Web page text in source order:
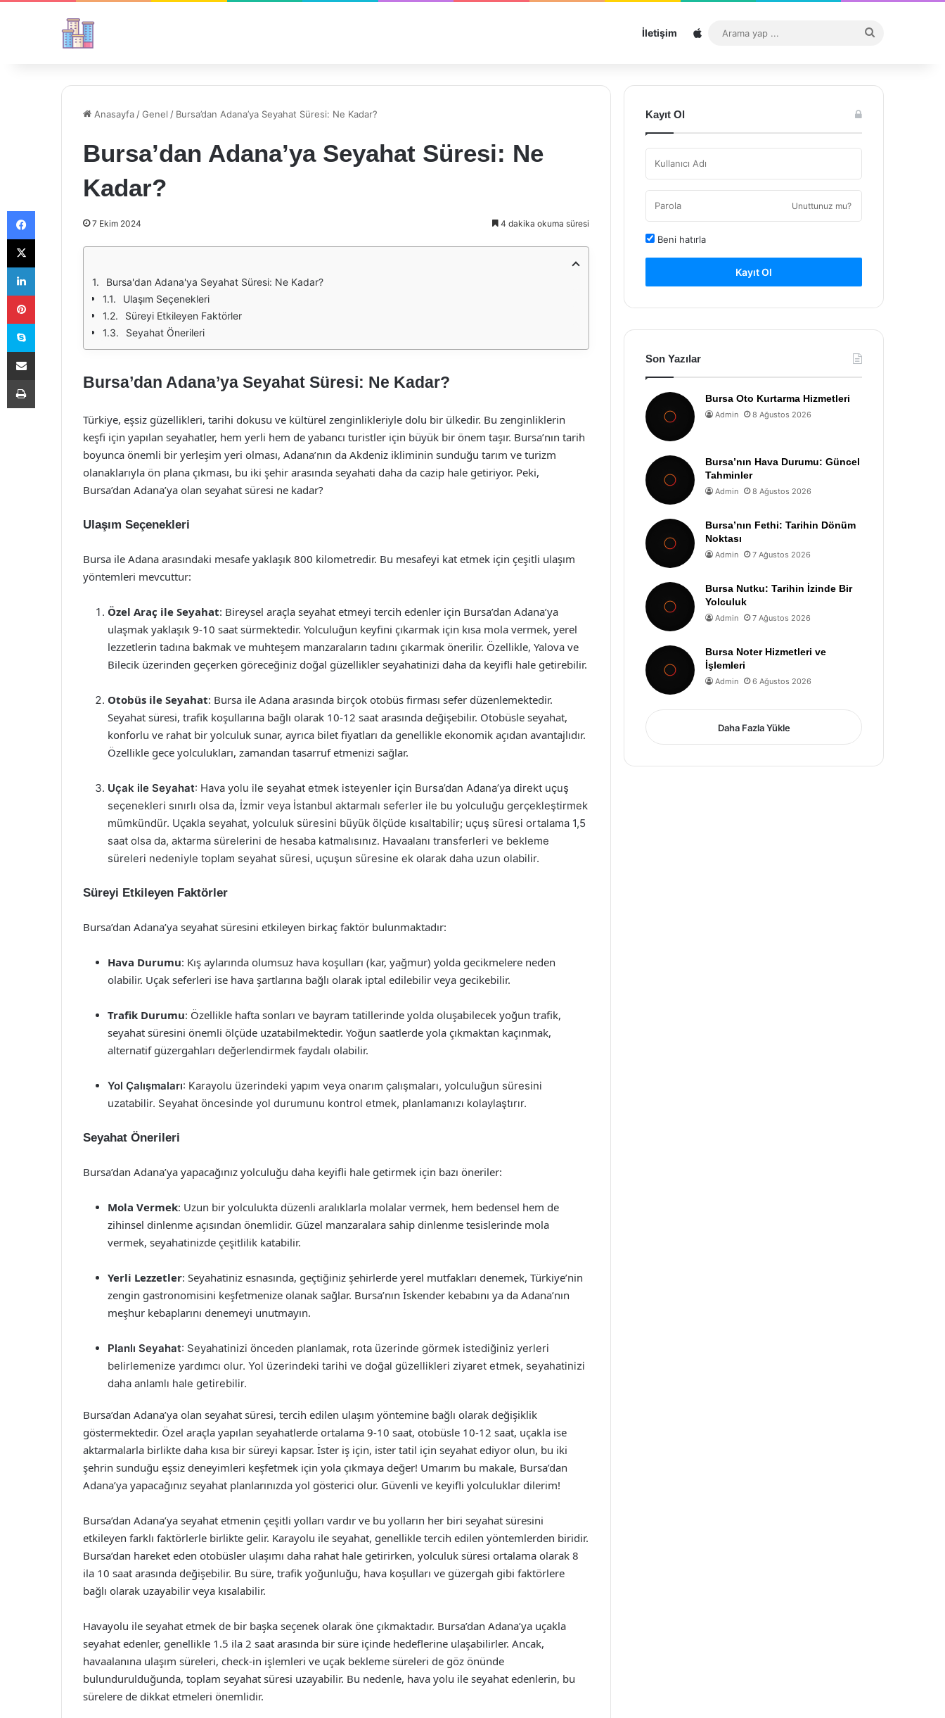
İletişim Sitemap
...
Anasayfa /Genel / Bursa’dan Adana’ya Seyahat Süresi: Ne Kadar?
Bursa’dan Adana’ya Seyahat Süresi: Ne
Kadar?
7 Ekim 2024 4 dakika okuma süresi
Bursa'dan Adana'ya Seyahat Süresi: Ne Kadar?
Ulaşım Seçenekleri
Süreyi Etkileyen Faktörler
Seyahat Önerileri
Bursa’dan Adana’ya Seyahat Süresi: Ne Kadar?
Türkiye, eşsiz güzellikleri, tarihi dokusu ve kültürel zenginlikleriyle dolu bir ülkedir. Bu zenginliklerin
keşfi için yapılan seyahatler, hem yerli hem de yabancı turistler için büyük bir önem taşır. Bursa’nın tarih
boyunca önemli bir yerleşim yeri olması, Adana’nın da Akdeniz ikliminin sunduğu tarım ve turizm
olanaklarıyla ön plana çıkması, bu iki şehir arasında seyahati daha da cazip hale getiriyor. Peki,
Bursa’dan Adana’ya olan seyahat süresi ne kadar?
Ulaşım Seçenekleri
Bursa ile Adana arasındaki mesafe yaklaşık 800 kilometredir. Bu mesafeyi kat etmek için çeşitli ulaşım
yöntemleri mevcuttur:
Özel Araç ile Seyahat: Bireysel araçla seyahat etmeyi tercih edenler için Bursa’dan Adana’ya
ulaşmak yaklaşık 9-10 saat sürmektedir. Yolculuğun keyfini çıkarmak için kısa mola vermek, yerel
lezzetlerin tadına bakmak ve muhteşem manzaraların tadını çıkarmak önerilir. Özellikle, Yalova ve
Bilecik üzerinden geçerken göreceğiniz doğal güzellikler seyahatinizi daha da keyifli hale getirebilir.
Otobüs ile Seyahat: Bursa ile Adana arasında birçok otobüs firması sefer düzenlemektedir.
Seyahat süresi, trafik koşullarına bağlı olarak 10-12 saat arasında değişebilir. Otobüsle seyahat,
konforlu ve rahat bir yolculuk sunar, ayrıca bilet fiyatları da genellikle ekonomik açıdan avantajlıdır.
Özellikle gece yolculukları, zamandan tasarruf etmenizi sağlar.
Uçak ile Seyahat: Hava yolu ile seyahat etmek isteyenler için Bursa’dan Adana’ya direkt uçuş
seçenekleri sınırlı olsa da, İzmir veya İstanbul aktarmalı seferler ile bu yolculuğu gerçekleştirmek
mümkündür. Uçakla seyahat, yolculuk süresini büyük ölçüde kısaltabilir; uçuş süresi ortalama 1,5
saat olsa da, aktarma sürelerini de hesaba katmalısınız. Havaalanı transferleri ve bekleme
süreleri nedeniyle toplam seyahat süresi, uçuşun süresine ek olarak daha uzun olabilir.
Süreyi Etkileyen Faktörler
Bursa’dan Adana’ya seyahat süresini etkileyen birkaç faktör bulunmaktadır:
Hava Durumu: Kış aylarında olumsuz hava koşulları (kar, yağmur) yolda gecikmelere neden
olabilir. Uçak seferleri ise hava şartlarına bağlı olarak iptal edilebilir veya gecikebilir.
Trafik Durumu: Özellikle hafta sonları ve bayram tatillerinde yolda oluşabilecek yoğun trafik,
seyahat süresini önemli ölçüde uzatabilmektedir. Yoğun saatlerde yola çıkmaktan kaçınmak,
alternatif güzergahları değerlendirmek faydalı olabilir.
Yol Çalışmaları: Karayolu üzerindeki yapım veya onarım çalışmaları, yolculuğun süresini
uzatabilir. Seyahat öncesinde yol durumunu kontrol etmek, planlamanızı kolaylaştırır.
Seyahat Önerileri
Bursa’dan Adana’ya yapacağınız yolculuğu daha keyifli hale getirmek için bazı öneriler:
Mola Vermek: Uzun bir yolculukta düzenli aralıklarla molalar vermek, hem bedensel hem de
zihinsel dinlenme açısından önemlidir. Güzel manzaralara sahip dinlenme tesislerinde mola
vermek, seyahatinizde çeşitlilik katabilir.
Yerli Lezzetler: Seyahatiniz esnasında, geçtiğiniz şehirlerde yerel mutfakları denemek, Türkiye’nin
zengin gastronomisini keşfetmenize olanak sağlar. Bursa’nın İskender kebabını ya da Adana’nın
meşhur kebaplarını denemeyi unutmayın.
Planlı Seyahat: Seyahatinizi önceden planlamak, rota üzerinde görmek istediğiniz yerleri
belirlemenize yardımcı olur. Yol üzerindeki tarihi ve doğal güzellikleri ziyaret etmek, seyahatinizi
daha anlamlı hale getirebilir.
Bursa’dan Adana’ya olan seyahat süresi, tercih edilen ulaşım yöntemine bağlı olarak değişiklik
göstermektedir. Özel araçla yapılan seyahatlerde ortalama 9-10 saat, otobüsle 10-12 saat, uçakla ise
aktarmalarla birlikte daha kısa bir süreyi kapsar. İster iş için, ister tatil için seyahat ediyor olun, bu iki
şehrin sunduğu eşsiz deneyimleri keşfetmek için yola çıkmaya değer! Umarım bu makale, Bursa’dan
Adana’ya yapacağınız seyahat planlarınızda yol gösterici olur. Güvenli ve keyifli yolculuklar dilerim!
Bursa’dan Adana’ya seyahat etmenin çeşitli yolları vardır ve bu yolların her biri seyahat süresini
etkileyen farklı faktörlerle birlikte gelir. Karayolu ile seyahat, genellikle tercih edilen yöntemlerden biridir.
Bursa’dan hareket eden otobüsler ulaşımı daha rahat hale getirirken, yolculuk süresi ortalama olarak 8
ila 10 saat arasında değişebilir. Bu süre, trafik yoğunluğu, hava koşulları ve güzergah gibi faktörlere
bağlı olarak uzayabilir veya kısalabilir.
Havayolu ile seyahat etmek de bir başka seçenek olarak öne çıkmaktadır. Bursa’dan Adana’ya uçakla
seyahat edenler, genellikle 1.5 ila 2 saat arasında bir süre içinde hedeflerine ulaşabilirler. Ancak,
havaalanına ulaşım süreleri, check-in işlemleri ve uçak bekleme süreleri de göz önünde
bulundurulduğunda, toplam seyahat süresi uzayabilir. Bu nedenle, hava yolu ile seyahat edenlerin, bu
sürelere de dikkat etmeleri önemlidir.
Kayıt Ol
Unuttunuz mu?
Beni hatırla
Kayıt Ol
Son Yazılar
Bursa Oto Kurtarma Hizmetleri
Admin 8 Ağustos 2026
Bursa’nın Hava Durumu: Güncel
Tahminler
Admin 8 Ağustos 2026
Bursa’nın Fethi: Tarihin Dönüm
Noktası
Admin 7 Ağustos 2026
Bursa Nutku: Tarihin İzinde Bir
Yolculuk
Admin 7 Ağustos 2026
Bursa Noter Hizmetleri ve
İşlemleri
Admin 6 Ağustos 2026
Daha Fazla Yükle
Facebook
X
LinkedIn
Pinterest
Skype
E-Posta ile paylaş